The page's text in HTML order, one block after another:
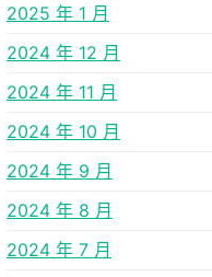
2025 年 1 月
2024 年 12 月
2024 年 11 月
2024 年 10 月
2024 年 9 月
2024 年 8 月
2024 年 7 月